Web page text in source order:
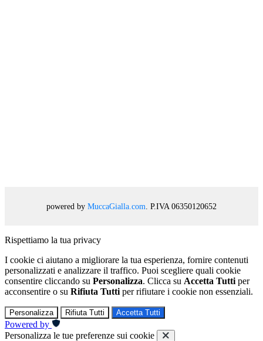
powered by MuccaGialla.com . P.IVA 06350120652
Rispettiamo la tua privacy
I cookie ci aiutano a migliorare la tua esperienza, fornire contenuti
personalizzati e analizzare il traffico. Puoi scegliere quali cookie
consentire cliccando su Personalizza. Clicca su Accetta Tutti per
acconsentire o su Rifiuta Tutti per rifiutare i cookie non essenziali.
Personalizza Rifiuta Tutti Accetta Tutti
Powered by
Personalizza le tue preferenze sui cookie